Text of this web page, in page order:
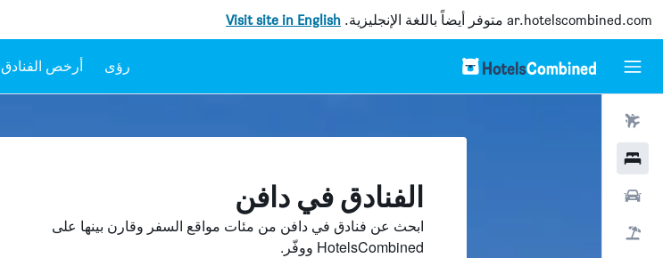
ar.hotelscombined.com متوفر أيضاً باللغة الإنجليزية. Visit site in English
رؤى أرخص الفنادق
الفنادق في دافن
ابحث عن فنادق في دافن من مئات مواقع السفر وقارن بينها على
HotelsCombined ووفّر.